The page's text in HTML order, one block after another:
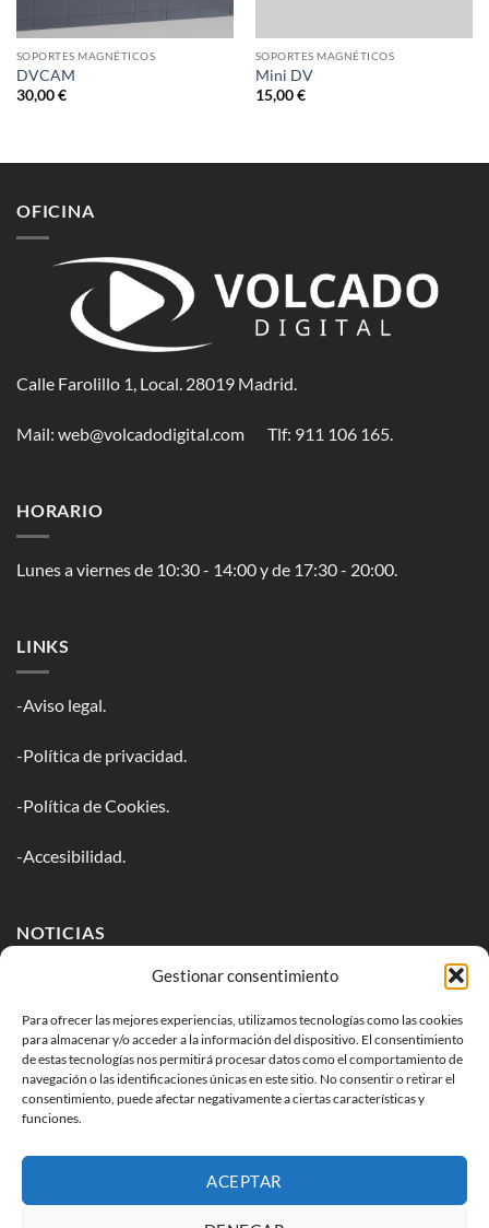
Gestionar consentimiento
Para ofrecer las mejores experiencias, utilizamos tecnologías como las cookies
para almacenar y/o acceder a la información del dispositivo. El consentimiento
de estas tecnologías nos permitirá procesar datos como el comportamiento de
navegación o las identificaciones únicas en este sitio. No consentir o retirar el
consentimiento, puede afectar negativamente a ciertas características y
funciones.
ACEPTAR
SOPORTES MAGNÉTICOS
DVCAM
30,00€
SOPORTES MAGNÉTICOS
Mini DV
15,00€
OFICINA
Calle Farolillo 1, Local. 28019 Madrid.
Mail: web@volcadodigital.com Tlf: ‭911 106 165‬.
HORARIO
Lunes a viernes de 10:30 - 14:00 y de 17:30 - 20:00.
LINKS
-Aviso legal.
-Política de privacidad.
-Política de Cookies.
-Accesibilidad.
NOTICIAS
Inscríbete en nuestro newsletter para estar al tanto de todos
los lanzamientos.